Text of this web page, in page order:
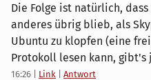
Die Folge ist natürlich,
anderes übrig blieb, als
Ubuntu zu klopfen (eine
Protokoll lesen kann, gibt's
16:26 Link Antwort